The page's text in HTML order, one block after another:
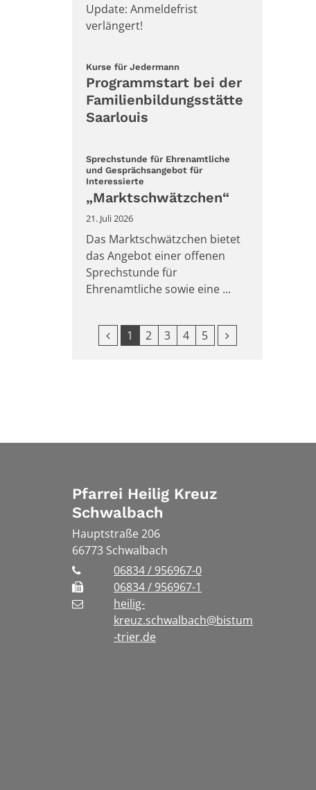
Update: Anmeldefrist
verlängert!
Kurse für Jedermann:
Programmstart bei der
Familienbildungsstätte
Saarlouis
Sprechstunde für Ehrenamtliche
und Gesprächsangebot für
Interessierte
„Marktschwätzchen“
21. Juli 2026
Das Marktschwätzchen bietet
das Angebot einer offenen
Sprechstunde für
Ehrenamtliche sowie eine ...
Vorherige Seite
1 2 3 4 5 Nächste Seite
Pfarrei Heilig Kreuz
Schwalbach
Hauptstraße 206
66773 Schwalbach
06834 / 956967-0
06834 / 956967-1
heilig-
kreuz.schwalbach@bistum
-trier.de